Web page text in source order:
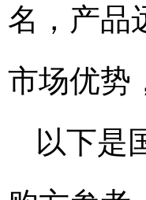
名，产品
市场优势
以下是